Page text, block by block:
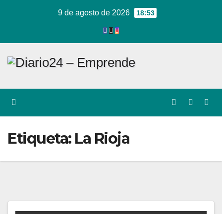
9 de agosto de 2026 18:53
Etiqueta: La Rioja